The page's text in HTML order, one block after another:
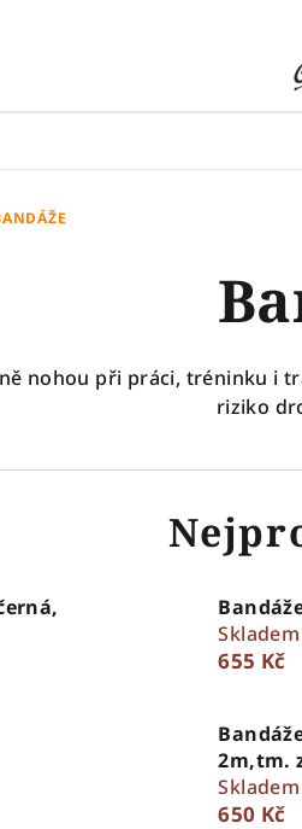
nohou při práci, tréninku i
riziko
Skladem
655 Kč
2m,tm.
Skladem
650 Kč